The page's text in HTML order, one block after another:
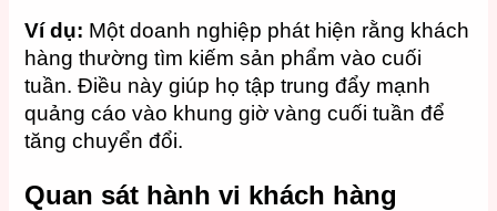
Ví dụ: Một doanh nghiệp phát hiện rằng khách
hàng thường tìm kiếm sản phẩm vào cuối
tuần. Điều này giúp họ tập trung đẩy mạnh
quảng cáo vào khung giờ vàng cuối tuần để
tăng chuyển đổi.
Quan sát hành vi khách hàng